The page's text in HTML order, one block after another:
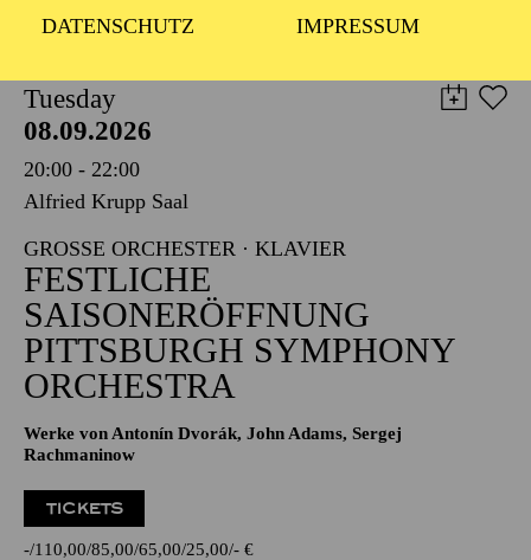
DATENSCHUTZ IMPRESSUM
Tuesday
08.09.2026
20:00 - 22:00
Alfried Krupp Saal
GROSSE ORCHESTER · KLAVIER
FESTLICHE
SAISONERÖFFNUNG
PITTSBURGH SYMPHONY
ORCHESTRA
Werke von Antonín Dvorák, John Adams, Sergej
Rachmaninow
TICKETS
- 110,00 85,00 65,00 25,00 - €